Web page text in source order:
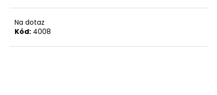
Na dotaz
Kód: 4008
D
o
p
o